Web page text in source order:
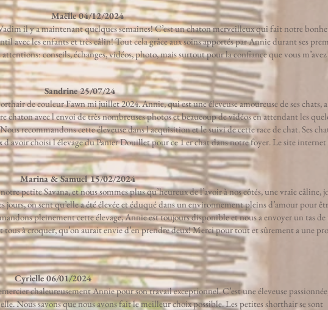
Maëlle 04/12/2024
il y a maintenant quelques semaines! C’est un chaton merveilleux qui fait notre
avec les enfants et très câlin! Tout cela grâce aux soins apportés par Annie durant ses
conseils, échanges, vidéos, photo, mais surtout pour la confiance que vous m’avez
Sandrine 25/07/24
de couleur Fawn mi juillet 2024. Annie, qui est une éleveuse amoureuse de ses chats,
chaton avec l envoi de très nombreuses photos et beaucoup de vidéos en attendant les
recommandons cette éleveuse dans l acquisition et le suivi de cette race de chat. Ses
avoir choisi l élevage du Panier Douillet pour ce 1 er chat dans notre foyer. Le site internet
Marina & Samuel 15/02/2024
petite Savana, et nous sommes plus qu’heureux de l’avoir à nos côtés, une vraie câline,
jours, on sent qu’elle a été élevée et éduqué dans un environnement pleins d’amour pour
pleinement cette élevage, Annie est toujours disponible et nous a envoyer un tas
à croquer, qu’on aurait envie d’en prendre deux! Merci pour tout et sûrement a une
Cyrielle 06/01/2024
chaleureusement Annie pour son travail exceptionnel. C’est une éleveuse
Nous savons que nous avons fait le meilleur choix possible. Les petites shorthair se sont